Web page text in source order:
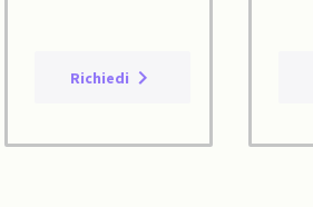
Richiedi